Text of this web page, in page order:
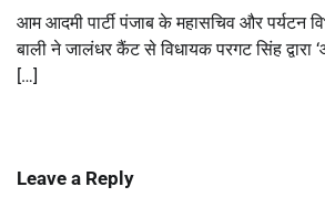
आम आदमी पार्टी पंजाब के महासचिव और पर्यटन
बाली ने जालंधर कैंट से विधायक परगट सिंह द्वारा
[…]
Leave a Reply